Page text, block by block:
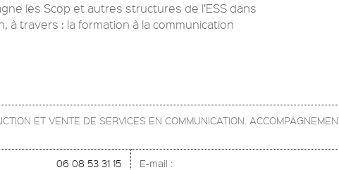
les Scop et autres structures de l’ESS dans
à travers : la formation à la communication
ET VENTE DE SERVICES EN COMMUNICATION.
06 08 53 31 15 E-mail :